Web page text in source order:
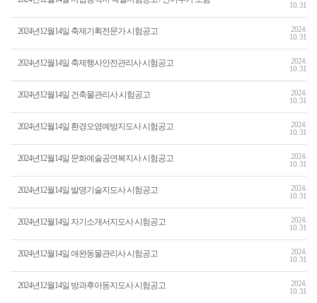
10. 31
2024년12월14일 축제기획전문가 시험공고
2024.
10. 31
2024년12월14일 축제행사안전관리사 시험공고
2024.
10. 31
2024년12월14일 건축물관리사 시험공고
2024.
10. 31
2024년12월14일 환경오염예방지도사 시험공고
2024.
10. 31
2024년12월14일 문화예술공연복지사 시험공고
2024.
10. 31
2024년12월14일 발명기술지도사 시험공고
2024.
10. 31
2024년12월14일 자기소개서지도사 시험공고
2024.
10. 31
2024년12월14일 애완동물관리사 시험공고
2024.
10. 31
2024년12월14일 방과후아동지도사 시험공고
2024.
10. 31